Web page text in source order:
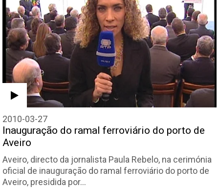
2010-03-27
Inauguração do ramal ferroviário do porto de
Aveiro
Aveiro, directo da jornalista Paula Rebelo, na cerimónia
oficial de inauguração do ramal ferroviário do porto de
Aveiro, presidida por…